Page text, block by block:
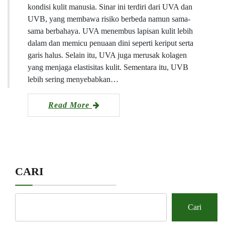
kondisi kulit manusia. Sinar ini terdiri dari UVA dan
UVB, yang membawa risiko berbeda namun sama-
sama berbahaya. UVA menembus lapisan kulit lebih
dalam dan memicu penuaan dini seperti keriput serta
garis halus. Selain itu, UVA juga merusak kolagen
yang menjaga elastisitas kulit. Sementara itu, UVB
lebih sering menyebabkan…
Read More
CARI
Cari